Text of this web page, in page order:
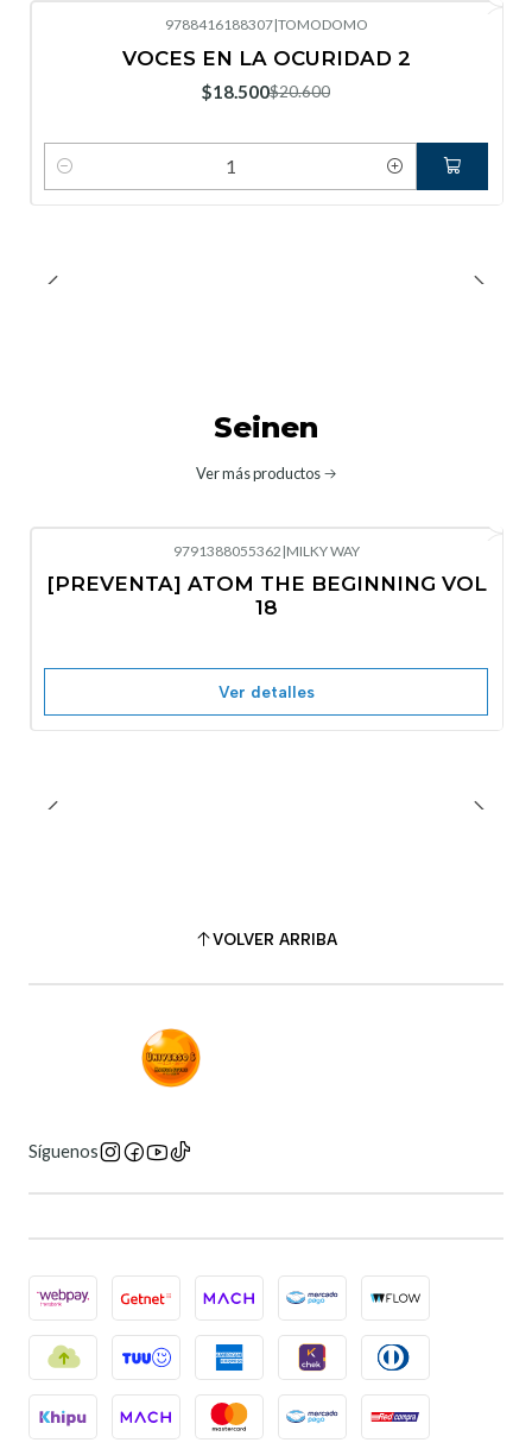
9788416188307|TOMODOMO
VOCES EN LA OCURIDAD 2
$18.500$20.600
Cantidad
Seinen
Ver más productos
9791388055362 |MILKY WAY
[PREVENTA] ATOM THE BEGINNING VOL
18
Ver detalles
VOLVER ARRIBA
Síguenos